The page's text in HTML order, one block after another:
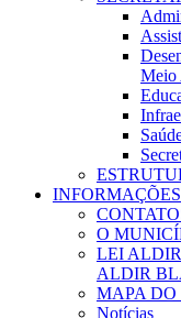
Meio
INFORMAÇÕES
O
LEI
ALDIR
MAPA DO
Notícias